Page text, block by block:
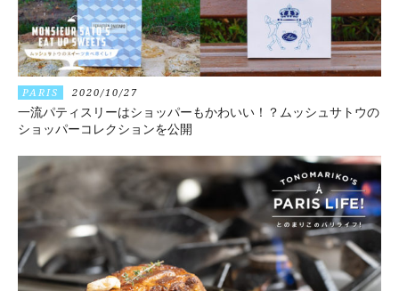
PARIS 2020/10/27
一流パティスリーはショッパーもかわいい！？ムッシュサトウの
ショッパーコレクションを公開